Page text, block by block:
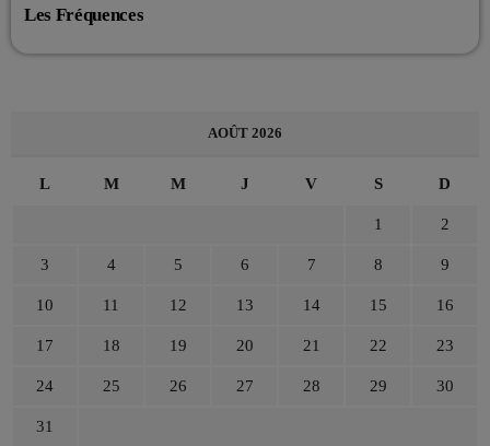
Les Fréquences
AOÛT 2026
L M M J V S D
1 2
3 4 5 6 7 8 9
10 11 12 13 14 15 16
17 18 19 20 21 22 23
24 25 26 27 28 29 30
31